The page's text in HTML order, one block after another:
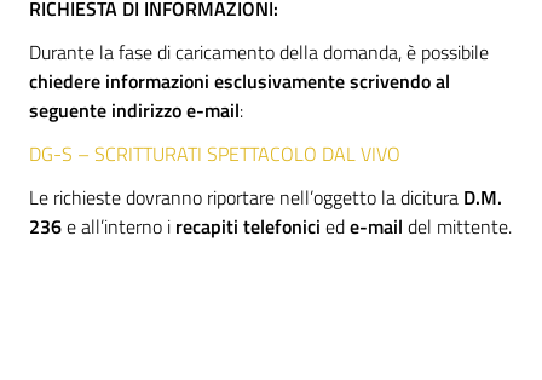
RICHIESTA DI INFORMAZIONI:
Durante la fase di caricamento della domanda, è possibile
chiedere informazioni esclusivamentescrivendo al
seguente indirizzo e-mail:
DG-S – SCRITTURATI SPETTACOLO DAL VIVO
Le richieste dovranno riportare nell’oggetto la dicitura D.M.
236e all’interno i recapiti telefonici ede-mail del mittente.